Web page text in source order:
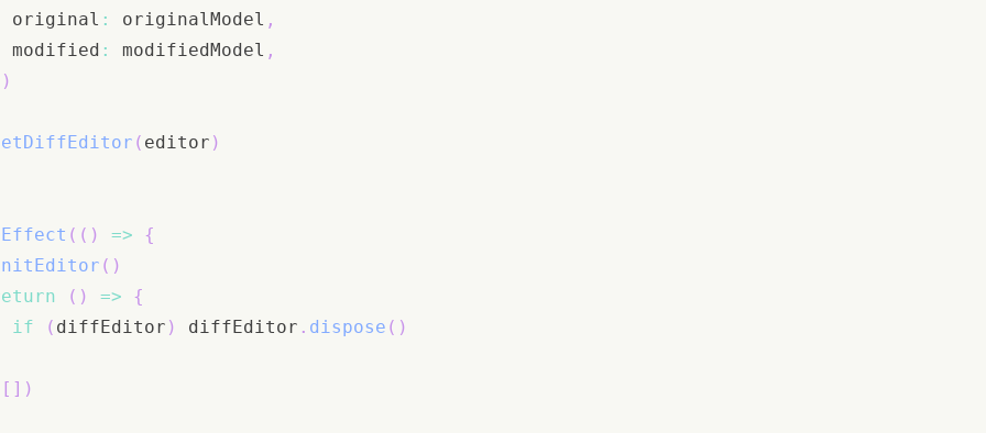
original
: originalModel ,
modified
: modifiedModel ,
)
( editor )
( ( ) =>
{
( )
( ) =>
{
if
( diffEditor ) diffEditor . dispose ( )
[ ] )